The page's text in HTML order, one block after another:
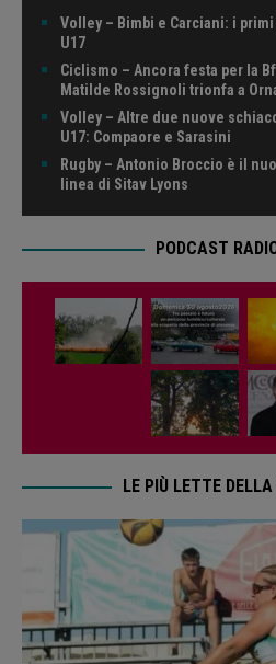
Volley – Bimbi e Carciani: i
U17
Ciclismo – Ancora festa per la
Matilde Rossignoli trionfa a
Volley – Altre due nuove
U17: Compaore e Sarasini
Rugby – Antonio Broccio è il
linea di Sitav Lyons
PODCAST
LE PIÙ LETTE